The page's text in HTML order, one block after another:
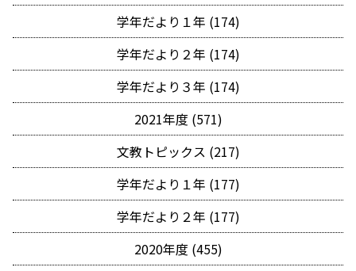
学年だより１年 (174)
学年だより２年 (174)
学年だより３年 (174)
2021年度 (571)
文教トピックス (217)
学年だより１年 (177)
学年だより２年 (177)
2020年度 (455)